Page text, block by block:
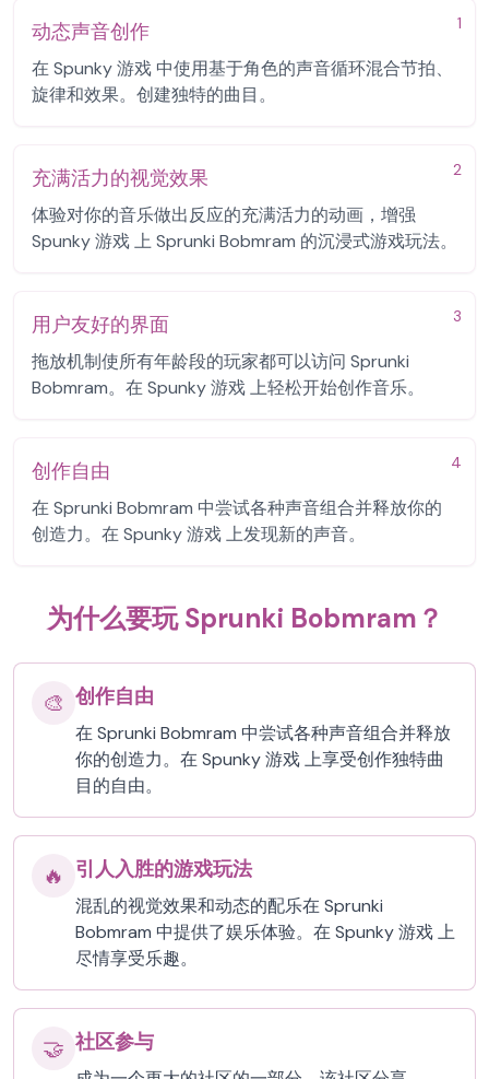
1
动态声音创作
在 Spunky 游戏 中使用基于角色的声音循环混合节拍、
旋律和效果。创建独特的曲目。
2
充满活力的视觉效果
体验对你的音乐做出反应的充满活力的动画，增强
Spunky 游戏 上 Sprunki Bobmram 的沉浸式游戏玩法。
3
用户友好的界面
拖放机制使所有年龄段的玩家都可以访问 Sprunki
Bobmram。在 Spunky 游戏 上轻松开始创作音乐。
4
创作自由
在 Sprunki Bobmram 中尝试各种声音组合并释放你的
创造力。在 Spunky 游戏 上发现新的声音。
为什么要玩 Sprunki Bobmram？
🎨 创作自由
在 Sprunki Bobmram 中尝试各种声音组合并释放
你的创造力。在 Spunky 游戏 上享受创作独特曲
目的自由。
🔥 引人入胜的游戏玩法
混乱的视觉效果和动态的配乐在 Sprunki
Bobmram 中提供了娱乐体验。在 Spunky 游戏 上
尽情享受乐趣。
🤝 社区参与